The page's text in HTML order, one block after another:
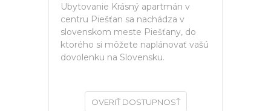
Ubytovanie Krásný apartmán v
centru Piešťan sa nachádza v
slovenskom meste Piešťany, do
ktorého si môžete naplánovať vašú
dovolenku na Slovensku.
OVERIŤ DOSTUPNOSŤ